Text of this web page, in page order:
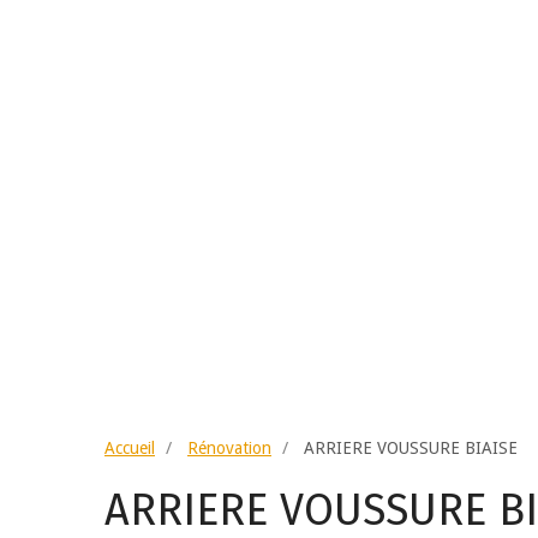
Accueil Rénovation ARRIERE VOUSSURE BIAISE
ARRIERE VOUSSURE